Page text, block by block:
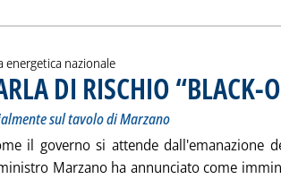
energetica nazionale
DI RISCHIO “BLACK-
sul tavolo di Marzano
il governo si attende dall'emanazione
Marzano ha annunciato come